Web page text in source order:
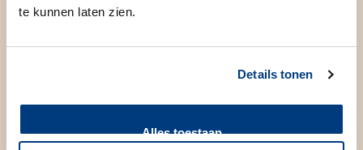
te kunnen laten zien.
Details tonen
Alles toestaan